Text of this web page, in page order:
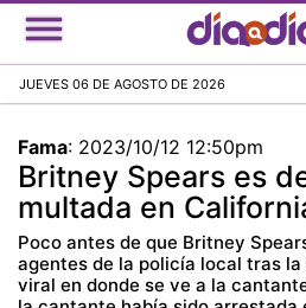
al
JUEVES 06 DE AGOSTO DE 2026
Fama: 2023/10/12 12:50pm
Britney Spears es
multada en
Poco antes de que Britney
agentes de la policía local tras
viral en donde se ve a la